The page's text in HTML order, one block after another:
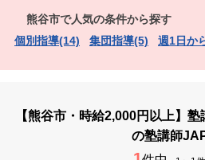
熊谷市で人気の条件から探す
個別指導(14)
集団指導(5) 週1日か
【熊谷市・時給2,000円以上】
の塾講師